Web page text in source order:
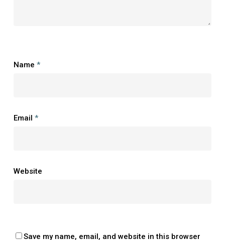
Name *
Email *
Website
Save my name, email, and website in this browser